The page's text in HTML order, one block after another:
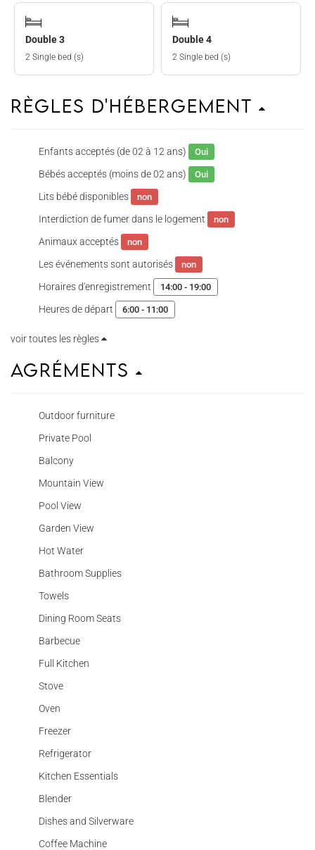
Double 3
2 Single bed (s)
Double 4
2 Single bed (s)
Règles d'hébergement
Enfants acceptés (de 02 à 12 ans) Oui
Bébés acceptés (moins de 02 ans) Oui
Lits bébé disponibles non
Interdiction de fumer dans le logement non
Animaux acceptés non
Les événements sont autorisés non
Horaires d'enregistrement 14:00 - 19:00
Heures de départ 6:00 - 11:00
voir toutes les règles
Agréments
Outdoor furniture
Private Pool
Balcony
Mountain View
Pool View
Garden View
Hot Water
Bathroom Supplies
Towels
Dining Room Seats
Barbecue
Full Kitchen
Stove
Oven
Freezer
Refrigerator
Kitchen Essentials
Blender
Dishes and Silverware
Coffee Machine